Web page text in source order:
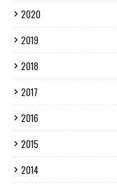
2020
2019
2018
2017
2016
2015
2014